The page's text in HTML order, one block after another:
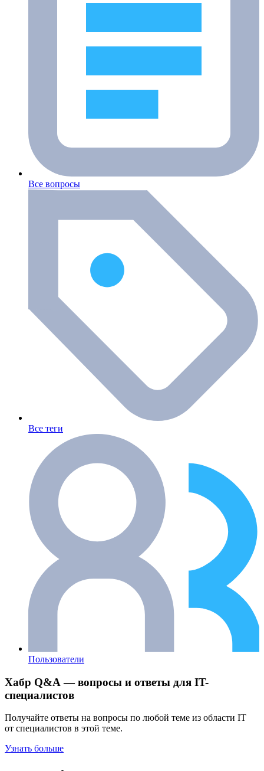
Все вопросы
Все теги
Пользователи
Хабр Q&A — вопросы и ответы для IT-
специалистов
Получайте ответы на вопросы по любой теме из области IT
от специалистов в этой теме.
Узнать больше